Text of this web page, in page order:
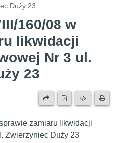
Duży 23
160/08 w
likwidacji
Nr 3 ul.
23
zamiaru likwidacji
Zwierzyniec Duży 23